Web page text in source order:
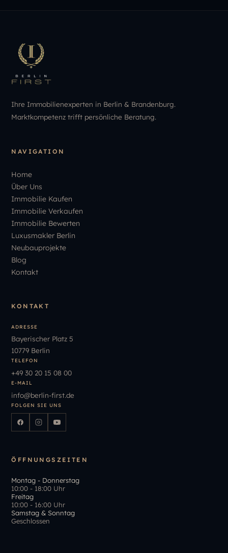
Ihre Immobilienexperten in Berlin & Brandenburg.
Marktkompetenz trifft persönliche Beratung.
NAVIGATION
Home
Über Uns
Immobilie Kaufen
Immobilie Verkaufen
Immobilie Bewerten
Luxusmakler Berlin
Neubauprojekte
Blog
Kontakt
KONTAKT
ADRESSE
Bayerischer Platz 5
10779 Berlin
TELEFON
+49 30 20 15 08 00
E-MAIL
info@berlin-first.de
FOLGEN SIE UNS
ÖFFNUNGSZEITEN
Montag - Donnerstag
10:00 - 18:00 Uhr
Freitag
10:00 - 16:00 Uhr
Samstag & Sonntag
Geschlossen